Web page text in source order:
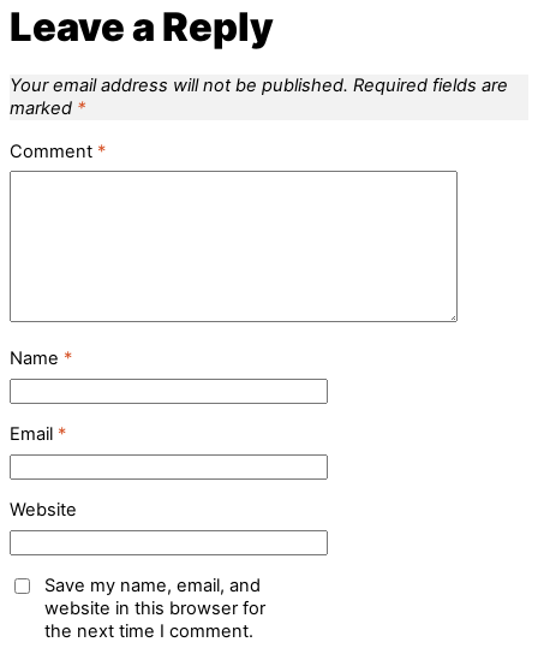
Leave a Reply
Your email address will not be published. Required fields are
marked *
Comment *
Name *
Email *
Website
Save my name, email, and
website in this browser for
the next time I comment.